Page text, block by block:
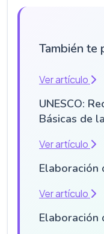
También te
Ver artículo
UNESCO:
Básicas de
Ver artículo
Elaboración
Ver artículo
Elaboración